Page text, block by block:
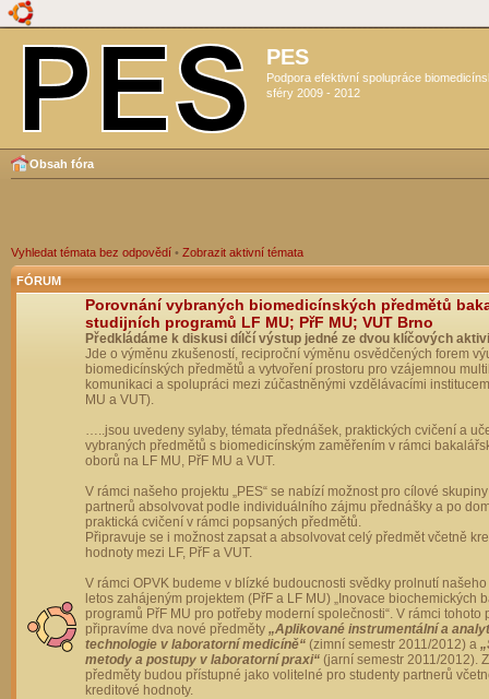
PES
Podpora efektivní spolupráce
sféry 2009 - 2012
Obsah fóra
Vyhledat témata bez odpovědí • Zobrazit aktivní témata
FÓRUM
Porovnání vybraných biomedicínských předmětů
studijních programů LF MU; PřF MU; VUT Brno
Předkládáme k diskusi dílčí výstup jedné ze dvou klíčových
Jde o výměnu zkušeností, reciproční výměnu osvědčených forem
biomedicínských předmětů a vytvoření prostoru pro vzájemnou
komunikaci a spolupráci mezi zúčastněnými vzdělávacími
MU a VUT).
…..jsou uvedeny sylaby, témata přednášek, praktických cvičení a
vybraných předmětů s biomedicínským zaměřením v rámci
oborů na LF MU, PřF MU a VUT.
V rámci našeho projektu „PES“ se nabízí možnost pro cílové
partnerů absolvovat podle individuálního zájmu přednášky a po
praktická cvičení v rámci popsaných předmětů.
Připravuje se i možnost zapsat a absolvovat celý předmět včetně
hodnoty mezi LF, PřF a VUT.
V rámci OPVK budeme v blízké budoucnosti svědky prolnutí
letos zahájeným projektem (PřF a LF MU) „Inovace biochemických
programů PřF MU pro potřeby moderní společnosti“. V rámci tohoto
připravíme dva nové předměty „Aplikované instrumentální a
technologie v laboratorní medicíně“ (zimní semestr 2011/2012) a
metody a postupy v laboratorní praxi“ (jarní semestr 2011/2012).
předměty budou přístupné jako volitelné pro studenty partnerů
kreditové hodnoty.